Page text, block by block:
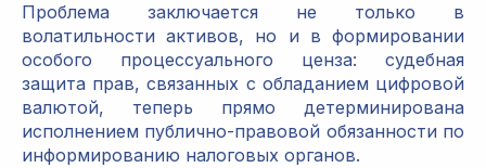
Проблема заключается не только в
волатильности активов, но и в формировании
особого процессуального ценза: судебная
защита прав, связанных с обладанием цифровой
валютой, теперь прямо детерминирована
исполнением публично-правовой обязанности по
информированию налоговых органов.